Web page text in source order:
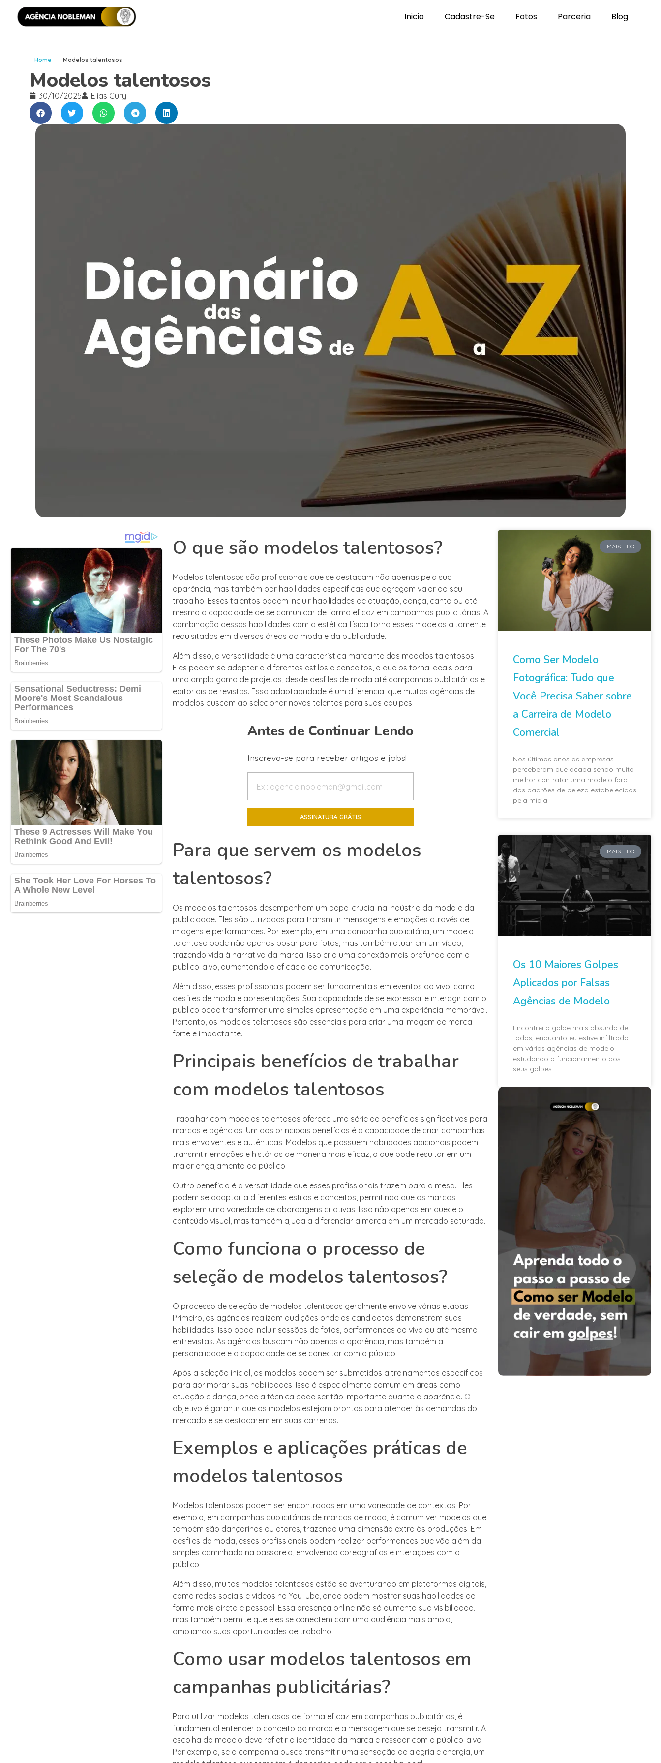
Inicio Cadastre-Se Fotos Parceria Blog
Home Modelos talentosos
Modelos talentosos
30/10/2025 Elias Cury
O que são modelos talentosos?
Modelos talentosos são profissionais que se destacam não apenas pela sua
aparência, mas também por habilidades específicas que agregam valor ao seu
trabalho. Esses talentos podem incluir habilidades de atuação, dança, canto ou até
mesmo a capacidade de se comunicar de forma eficaz em campanhas publicitárias. A
combinação dessas habilidades com a estética física torna esses modelos altamente
requisitados em diversas áreas da moda e da publicidade.
Além disso, a versatilidade é uma característica marcante dos modelos talentosos.
Eles podem se adaptar a diferentes estilos e conceitos, o que os torna ideais para
uma ampla gama de projetos, desde desfiles de moda até campanhas publicitárias e
editoriais de revistas. Essa adaptabilidade é um diferencial que muitas agências de
modelos buscam ao selecionar novos talentos para suas equipes.
Antes de Continuar Lendo
Inscreva-se para receber artigos e jobs!
Para que servem os modelos
talentosos?
Os modelos talentosos desempenham um papel crucial na indústria da moda e da
publicidade. Eles são utilizados para transmitir mensagens e emoções através de
imagens e performances. Por exemplo, em uma campanha publicitária, um modelo
talentoso pode não apenas posar para fotos, mas também atuar em um vídeo,
trazendo vida à narrativa da marca. Isso cria uma conexão mais profunda com o
público-alvo, aumentando a eficácia da comunicação.
Além disso, esses profissionais podem ser fundamentais em eventos ao vivo, como
desfiles de moda e apresentações. Sua capacidade de se expressar e interagir com o
público pode transformar uma simples apresentação em uma experiência memorável.
Portanto, os modelos talentosos são essenciais para criar uma imagem de marca
forte e impactante.
Principais benefícios de trabalhar
com modelos talentosos
Trabalhar com modelos talentosos oferece uma série de benefícios significativos para
marcas e agências. Um dos principais benefícios é a capacidade de criar campanhas
mais envolventes e autênticas. Modelos que possuem habilidades adicionais podem
transmitir emoções e histórias de maneira mais eficaz, o que pode resultar em um
maior engajamento do público.
Outro benefício é a versatilidade que esses profissionais trazem para a mesa. Eles
podem se adaptar a diferentes estilos e conceitos, permitindo que as marcas
explorem uma variedade de abordagens criativas. Isso não apenas enriquece o
conteúdo visual, mas também ajuda a diferenciar a marca em um mercado saturado.
Como funciona o processo de
seleção de modelos talentosos?
O processo de seleção de modelos talentosos geralmente envolve várias etapas.
Primeiro, as agências realizam audições onde os candidatos demonstram suas
habilidades. Isso pode incluir sessões de fotos, performances ao vivo ou até mesmo
entrevistas. As agências buscam não apenas a aparência, mas também a
personalidade e a capacidade de se conectar com o público.
Após a seleção inicial, os modelos podem ser submetidos a treinamentos específicos
para aprimorar suas habilidades. Isso é especialmente comum em áreas como
atuação e dança, onde a técnica pode ser tão importante quanto a aparência. O
objetivo é garantir que os modelos estejam prontos para atender às demandas do
mercado e se destacarem em suas carreiras.
Exemplos e aplicações práticas de
modelos talentosos
Modelos talentosos podem ser encontrados em uma variedade de contextos. Por
exemplo, em campanhas publicitárias de marcas de moda, é comum ver modelos que
também são dançarinos ou atores, trazendo uma dimensão extra às produções. Em
desfiles de moda, esses profissionais podem realizar performances que vão além da
simples caminhada na passarela, envolvendo coreografias e interações com o
público.
Além disso, muitos modelos talentosos estão se aventurando em plataformas digitais,
como redes sociais e vídeos no YouTube, onde podem mostrar suas habilidades de
forma mais direta e pessoal. Essa presença online não só aumenta sua visibilidade,
mas também permite que eles se conectem com uma audiência mais ampla,
ampliando suas oportunidades de trabalho.
Como usar modelos talentosos em
campanhas publicitárias?
Para utilizar modelos talentosos de forma eficaz em campanhas publicitárias, é
fundamental entender o conceito da marca e a mensagem que se deseja transmitir. A
escolha do modelo deve refletir a identidade da marca e ressoar com o público-alvo.
Por exemplo, se a campanha busca transmitir uma sensação de alegria e energia, um
MAIS LIDO
Como Ser Modelo
Fotográfica: Tudo que
Você Precisa Saber sobre
a Carreira de Modelo
Comercial
Nos últimos anos as empresas
perceberam que acaba sendo muito
melhor contratar uma modelo fora
dos padrões de beleza estabelecidos
pela mídia
MAIS LIDO
Os 10 Maiores Golpes
Aplicados por Falsas
Agências de Modelo
Encontrei o golpe mais absurdo de
todos, enquanto eu estive infiltrado
em várias agências de modelo
estudando o funcionamento dos
seus golpes